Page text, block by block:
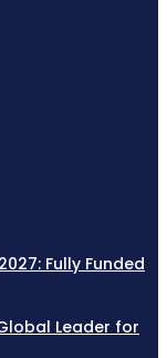
Fully Funded
Leader for